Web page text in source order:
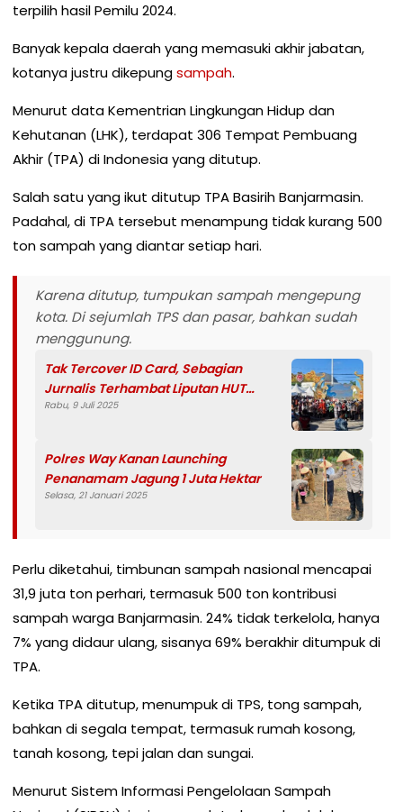
terpilih hasil Pemilu 2024.
Banyak kepala daerah yang memasuki akhir jabatan,
kotanya justru dikepungsampah.
Menurut data Kementrian Lingkungan Hidup dan
Kehutanan (LHK), terdapat 306 Tempat Pembuang
Akhir (TPA) di Indonesia yang ditutup.
Salah satu yang ikut ditutup TPA Basirih Banjarmasin.
Padahal, di TPA tersebut menampung tidak kurang 500
ton sampah yang diantar setiap hari.
Karena ditutup, tumpukan sampah mengepung
kota. Di sejumlah TPS dan pasar, bahkan sudah
menggunung.
Tak Tercover ID Card, Sebagian
Jurnalis Terhambat Liputan HUT
Dekranas ke 45
Rabu, 9 Juli 2025
Polres Way Kanan Launching
Penanamam Jagung 1 Juta Hektar
Selasa, 21 Januari 2025
Perlu diketahui, timbunan sampah nasional mencapai
31,9 juta ton perhari, termasuk 500 ton kontribusi
sampah warga Banjarmasin. 24% tidak terkelola, hanya
7% yang didaur ulang, sisanya 69% berakhir ditumpuk di
TPA.
Ketika TPA ditutup, menumpuk di TPS, tong sampah,
bahkan di segala tempat, termasuk rumah kosong,
tanah kosong, tepi jalan dan sungai.
Menurut Sistem Informasi Pengelolaan Sampah